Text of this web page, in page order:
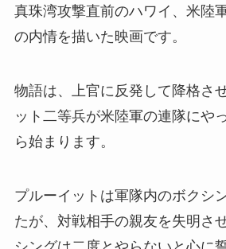
真珠湾攻撃直前のハワイ、米陸
の内情を描いた映画です。
物語は、上官に反発して降格さ
ット二等兵が米陸軍の連隊にや
ら始まります。
プルーイットは軍隊内のボクシ
たが、対戦相手の親友を失明さ